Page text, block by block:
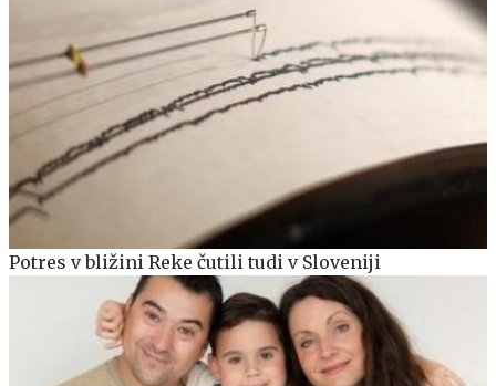
Potres v bližini Reke čutili tudi v Sloveniji